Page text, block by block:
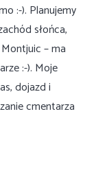
:-). Planujemy
słońca,
– ma
:-). Moje
dojazd i
cmentarza